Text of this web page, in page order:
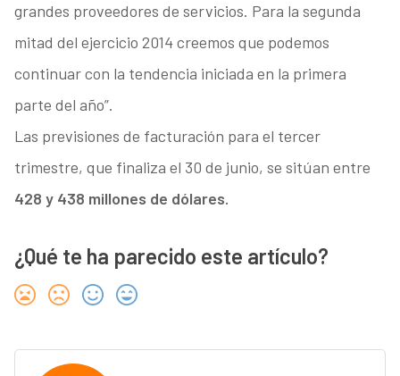
grandes proveedores de servicios. Para la segunda
mitad del ejercicio 2014 creemos que podemos
continuar con la tendencia iniciada en la primera
parte del año”.
Las previsiones de facturación para el tercer
trimestre, que finaliza el 30 de junio, se sitúan entre
428 y 438 millones de dólares.
¿Qué te ha parecido este artículo?